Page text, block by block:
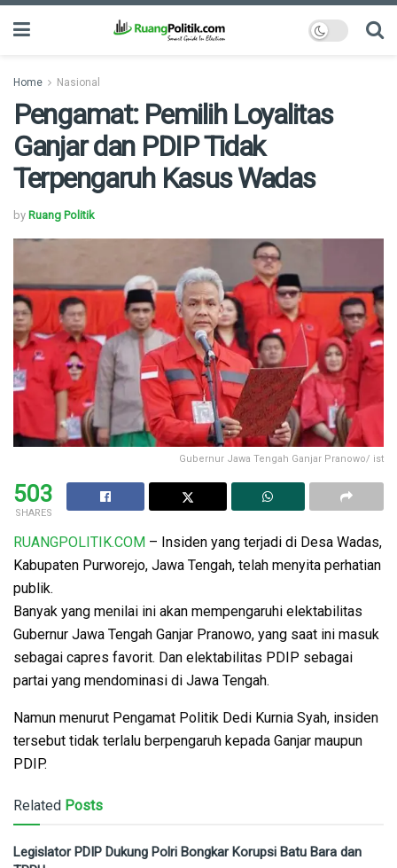
Home Nasional
Pengamat: Pemilih Loyalitas
Ganjar dan PDIP Tidak
Terpengaruh Kasus Wadas
by Ruang Politik
Gubernur Jawa Tengah Ganjar Pranowo/ ist
503
SHARES
RUANGPOLITIK.COM – Insiden yang terjadi di Desa Wadas,
Kabupaten Purworejo, Jawa Tengah, telah menyita perhatian
publik.
Banyak yang menilai ini akan mempengaruhi elektabilitas
Gubernur Jawa Tengah Ganjar Pranowo, yang saat ini masuk
sebagai capres favorit. Dan elektabilitas PDIP sebagai
partai yang mendominasi di Jawa Tengah.
Namun menurut Pengamat Politik Dedi Kurnia Syah, insiden
tersebut tidak terlalu berpengaruh kepada Ganjar maupun
PDIP.
Related Posts
Legislator PDIP Dukung Polri Bongkar Korupsi Batu Bara dan